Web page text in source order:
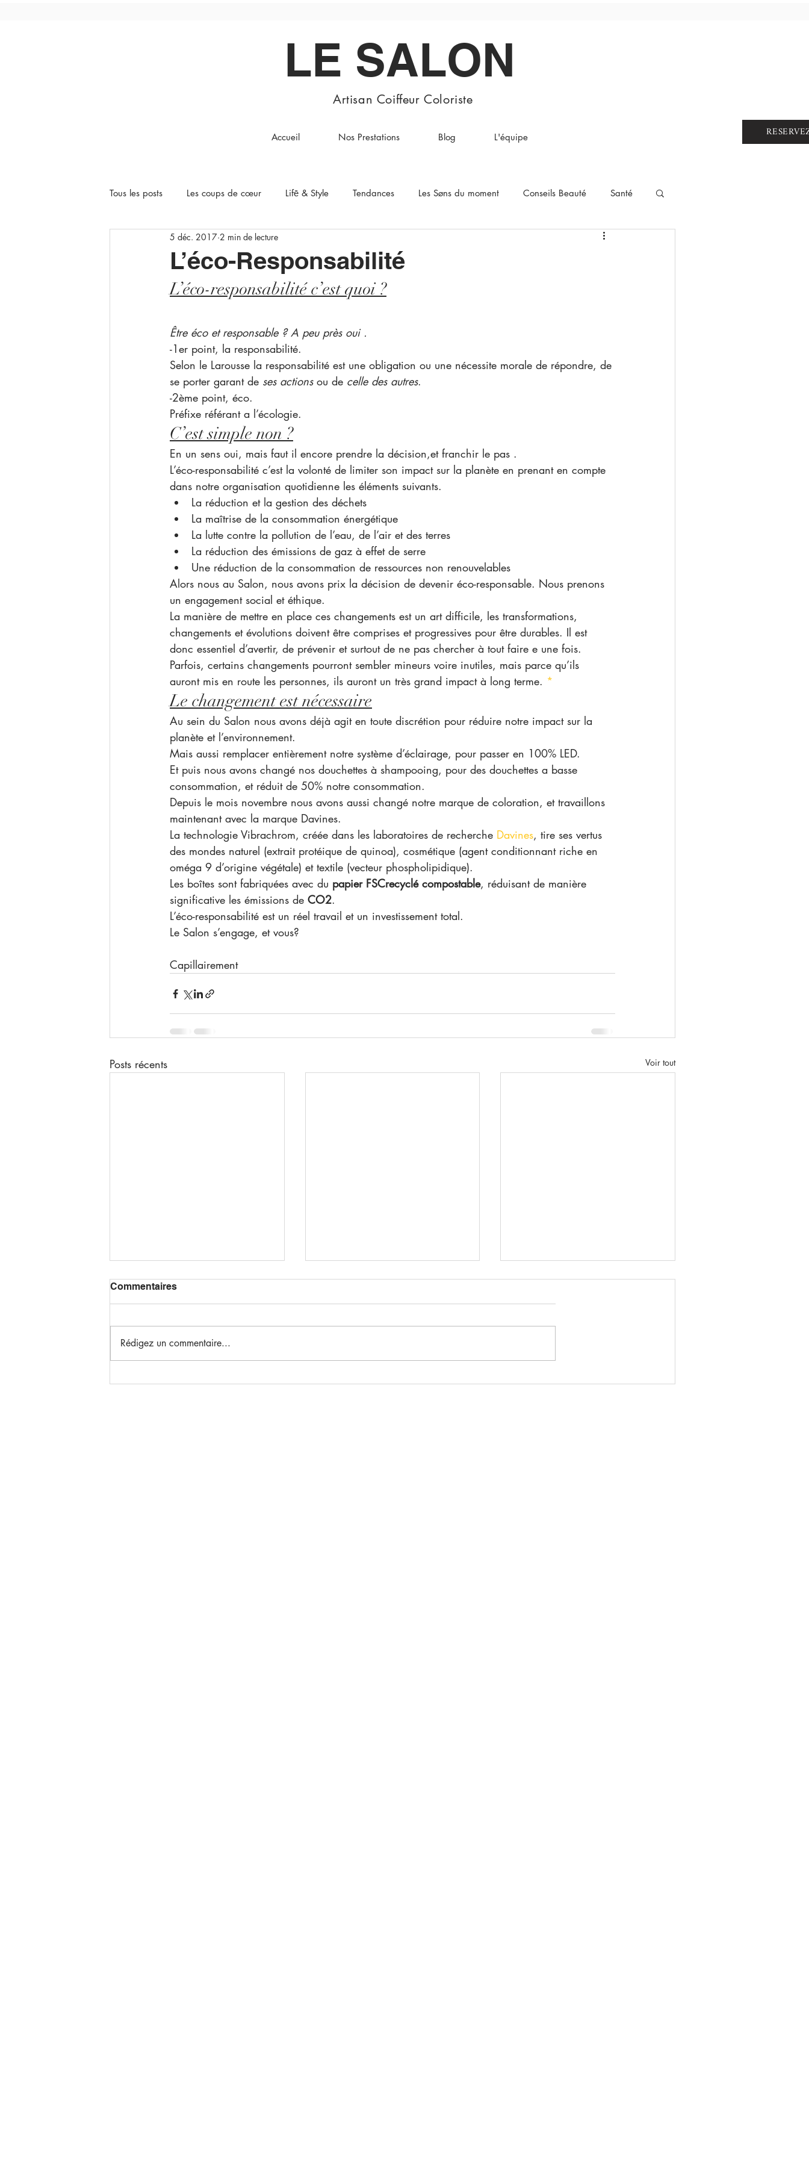
LE SALON
Artisan Coiffeur Coloriste
Accueil Nos Prestations Blog L'équipe
Tous les posts Les coups de cœur Lifē & Style Tendances Les Søns du moment Conseils Beauté Santé
L’éco-Responsabilité
5 déc. 2017 2 min de lecture
L’éco-responsabilité c’est quoi ?
Être éco et responsable ? A peu près oui .
-1er point, la responsabilité.
Selon le Larousse la responsabilité est une obligation ou une nécessite morale de répondre, de
se porter garant de ses actions ou de celle des autres.
-2ème point, éco.
Préfixe référant a l’écologie.
C’est simple non ?
En un sens oui, mais faut il encore prendre la décision,et franchir le pas .
L’éco-responsabilité c’est la volonté de limiter son impact sur la planète en prenant en compte
dans notre organisation quotidienne les éléments suivants.
La réduction et la gestion des déchets
La maîtrise de la consommation énergétique
La lutte contre la pollution de l’eau, de l’air et des terres
La réduction des émissions de gaz à effet de serre
Une réduction de la consommation de ressources non renouvelables
Alors nous au Salon, nous avons prix la décision de devenir éco-responsable. Nous prenons
un engagement social et éthique.
La manière de mettre en place ces changements est un art difficile, les transformations,
changements et évolutions doivent être comprises et progressives pour être durables. Il est
donc essentiel d’avertir, de prévenir et surtout de ne pas chercher à tout faire e une fois.
Parfois, certains changements pourront sembler mineurs voire inutiles, mais parce qu’ils
auront mis en route les personnes, ils auront un très grand impact à long terme. *
Le changement est nécessaire
Au sein du Salon nous avons déjà agit en toute discrétion pour réduire notre impact sur la
planète et l’environnement.
Mais aussi remplacer entièrement notre système d’éclairage, pour passer en 100% LED.
Et puis nous avons changé nos douchettes à shampooing, pour des douchettes a basse
consommation, et réduit de 50% notre consommation.
Depuis le mois novembre nous avons aussi changé notre marque de coloration, et travaillons
maintenant avec la marque Davines.
La technologie Vibrachrom, créée dans les laboratoires de recherche Davines, tire ses vertus
des mondes naturel (extrait protéique de quinoa), cosmétique (agent conditionnant riche en
oméga 9 d’origine végétale) et textile (vecteur phospholipidique).
Les boîtes sont fabriquées avec du papier FSCrecyclé compostable, réduisant de manière
significative les émissions de CO2.
L’éco-responsabilité est un réel travail et un investissement total.
Le Salon s’engage, et vous?
Capillairement
Posts récents Voir tout
Commentaires
Rédigez un commentaire...